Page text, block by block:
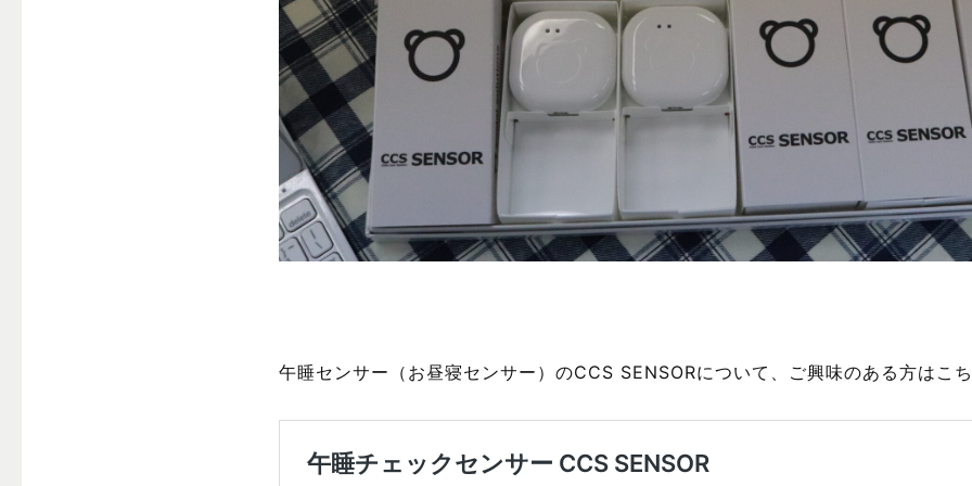
午睡センサー（お昼寝センサー）のCCS SENSORについて、ご興味のある方はこ